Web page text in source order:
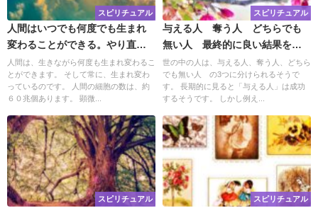
スピリチュアル
人間はいつでも何度でも生まれ
変わることができる。やり直す
ことができる。
人間は、生きながら何度も生まれ変わるこ
とができます。 そして常に、生まれ変わ
っているのです。 人間の細胞の数は、約
６０兆個あります。 顕微...
スピリチュアル
与える人 奪う人 どちらでも
無い人 最終的に良い結果を得
られるのは？
世の中の人は、与える人、奪う人、どちら
でも無い人 の3つに分けられるそうで
す。 長期的に見ると「与える人」は成功
するそうです。 しかし例え...
スピリチュアル スピリチュアル